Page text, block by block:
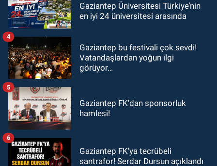
Gaziantep Üniversitesi Türkiye’nin
en iyi 24 üniversitesi arasında
Gaziantep bu festivali çok sevdi!
Vatandaşlardan yoğun ilgi
görüyor…
4
Gaziantep FK'dan sponsorluk
hamlesi!
5
Gaziantep FK'ya tecrübeli
santrafor! Serdar Dursun açıklandı
6